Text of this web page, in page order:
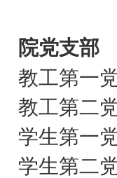
院党支部
教工第一
教工第二
学生第一
学生第二